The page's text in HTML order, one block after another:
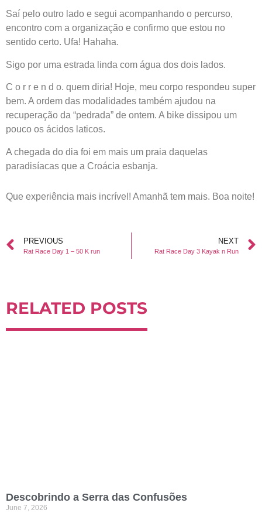
Saí pelo outro lado e segui acompanhando o percurso,
encontro com a organização e confirmo que estou no
sentido certo. Ufa! Hahaha.
Sigo por uma estrada linda com água dos dois lados.
C o r r e n d o. quem diria! Hoje, meu corpo respondeu super
bem. A ordem das modalidades também ajudou na
recuperação da “pedrada” de ontem. A bike dissipou um
pouco os ácidos laticos.
A chegada do dia foi em mais um praia daquelas
paradisíacas que a Croácia esbanja.
Que experiência mais incrível! Amanhã tem mais. Boa noite!
PREVIOUS
Rat Race Day 1 – 50 K run
NEXT
Rat Race Day 3 Kayak n Run
RELATED POSTS
Descobrindo a Serra das Confusões
June 7, 2026